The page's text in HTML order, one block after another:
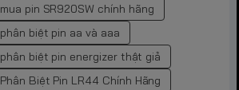
mua pin SR920SW chính hãng
phân biệt pin aa và aaa
phân biệt pin energizer thật giả
Phân Biệt Pin LR44 Chính Hãng